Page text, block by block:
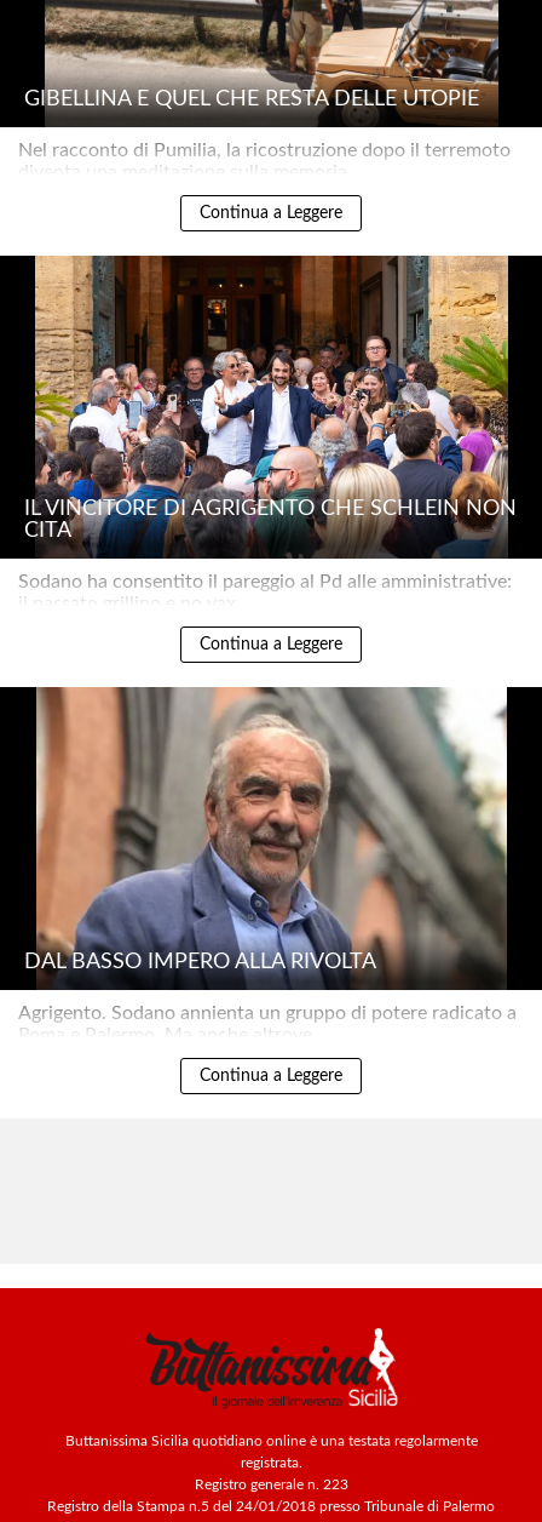
GIBELLINA E QUEL CHE RESTA DELLE UTOPIE
Nel racconto di Pumilia, la ricostruzione dopo il terremoto
diventa una meditazione sulla memoria..
Continua a Leggere
IL VINCITORE DI AGRIGENTO CHE SCHLEIN NON
CITA
Sodano ha consentito il pareggio al Pd alle amministrative:
il passato grillino e no vax..
Continua a Leggere
DAL BASSO IMPERO ALLA RIVOLTA
Agrigento. Sodano annienta un gruppo di potere radicato a
Roma e Palermo. Ma anche altrove.....
Continua a Leggere
Buttanissima Sicilia quotidiano online è una testata regolarmente
registrata.
Registro generale n. 223
Registro della Stampa n.5 del 24/01/2018 presso Tribunale di Palermo